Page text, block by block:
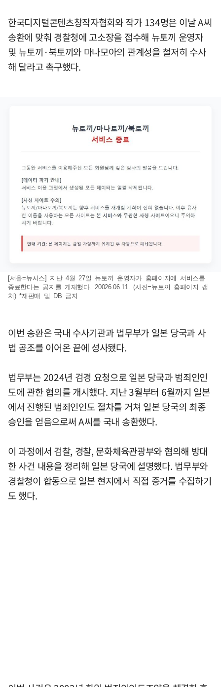
한국디지털콘텐츠창작자협회와 작가 134명은 이날 A씨
송환에 맞춰 경찰청에 고소장을 접수해 뉴토끼 운영자
및 뉴토끼·북토끼와 마나모아의 관계성을 철저히 수사
해 달라고 촉구했다.
[서울=뉴시스] 지난 4월 27일 뉴토끼 운영자가 홈페이지에 서비스를
종료한다는 공지를 게재했다. 20026.06.11. (사진=뉴토끼 홈페이지 캡
처) *재판매 및 DB 금지
이번 송환은 국내 수사기관과 법무부가 일본 당국과 사
법 공조를 이어온 끝에 성사됐다.
법무부는 2024년 검경 요청으로 일본 당국과 범죄인인
도에 관한 협의를 개시했다. 지난 3월부터 6월까지 일본
에서 진행된 범죄인인도 절차를 거쳐 일본 당국의 최종
승인을 얻음으로써 A씨를 국내 송환했다.
이 과정에서 검찰, 경찰, 문화체육관광부와 협의해 방대
한 사건 내용을 정리해 일본 당국에 설명했다. 법무부와
경찰청이 합동으로 일본 현지에서 직접 증거를 수집하기
도 했다.